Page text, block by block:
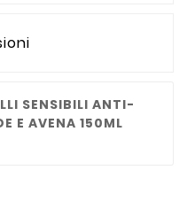
SENSIBILI ANTI-
E AVENA 150ML